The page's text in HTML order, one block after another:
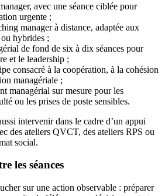
avec une séance ciblée pour
urgente ;
manager à distance, adaptée aux
hybrides ;
de fond de six à dix séances pour
et le leadership ;
consacré à la coopération, à la cohésion
managériale ;
managérial sur mesure pour les
ou les prises de poste sensibles.
intervenir dans le cadre d’un appui
des ateliers QVCT, des ateliers RPS ou
social.
les séances
sur une action observable : préparer